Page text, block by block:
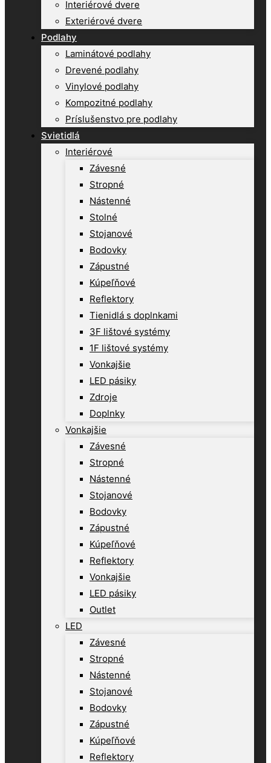
Interiérové dvere
Exteriérové dvere
Podlahy
Laminátové podlahy
Drevené podlahy
Vinylové podlahy
Kompozitné podlahy
Príslušenstvo pre podlahy
Svietidlá
Interiérové
Závesné
Stropné
Nástenné
Stolné
Stojanové
Bodovky
Zápustné
Kúpeľňové
Reflektory
Tienidlá s doplnkami
3F lištové systémy
1F lištové systémy
Vonkajšie
LED pásiky
Zdroje
Doplnky
Vonkajšie
Závesné
Stropné
Nástenné
Stojanové
Bodovky
Zápustné
Kúpeľňové
Reflektory
Vonkajšie
LED pásiky
Outlet
LED
Závesné
Stropné
Nástenné
Stojanové
Bodovky
Zápustné
Kúpeľňové
Reflektory